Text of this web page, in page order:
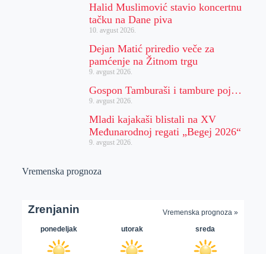
Halid Muslimović stavio koncertnu
tačku na Dane piva
10. avgust 2026.
Dejan Matić priredio veče za
pamćenje na Žitnom trgu
9. avgust 2026.
Gospon Tamburaši i tambure poj…
9. avgust 2026.
Mladi kajakaši blistali na XV
Međunarodnoj regati „Begej 2026“
9. avgust 2026.
Vremenska prognoza